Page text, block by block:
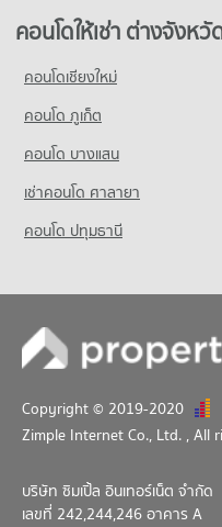
คอนโดให้เช่า รร.สาธิตม.ศรีนคริ
มีคอนโดให้เช่า 58,049 ประกาศ
ขายคอนโด รร.สาธิตม.ศรีนคริน
คอนโด บิ๊กซี ราชดำริ
514 โครงการ
คอนโดให้เช่า บิ๊กซี ราชดำริ
ขายคอนโด บิ๊กซี ราชดำริ
มีคอนโดขาย 13,580 ประกาศ
มีคอนโดขาย 7,350 ประกาศ
คอนโด พร้อมพงษ์
คอนโดให้เช่า พร้อมพงษ์
มีคอนโดให้เช่า 10,372 ประกาศ
ขายคอนโด พร้อมพงษ์
มีคอนโดขาย 3,715 ประกาศ
คอนโด สวนเบญจกิติ
มีคอนโดให้เช่า 37,999 ประกาศ
ขายคอนโด สวนเบญจกิติ
มีคอนโดขาย 14,103 ประกาศ
คอนโด สวนลุมพินี
617 โครงการ
คอนโดให้เช่า สวนลุมพินี
มีคอนโดให้เช่า 35,328 ประกาศ
มีคอนโดให้เช่า 19,478 ประกาศ
มีคอนโดขาย 7,201 ประกาศ
คอนโดให้เช่า ต่างจังหวั
คอนโดเชียงใหม่
คอนโด ภูเก็ต
คอนโด บางแสน
เช่าคอนโด ศาลายา
คอนโด ปทุมธานี
Copyright © 2019-2020
Zimple Internet Co., Ltd. , All
บริษัท ซิมเปิ้ล อินเทอร์เน็ต จำกัด
เลขที่ 242,244,246 อาคาร A